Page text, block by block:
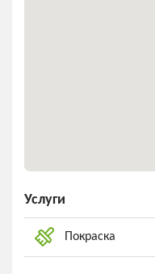
Услуги
Покраска